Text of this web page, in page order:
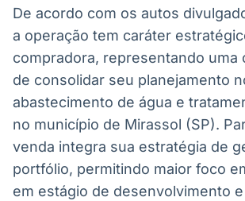
Plataforma
negociação de
ativos
Broadcast
Datafeed
APIs para
integração de
conteúdos e
dados
De acordo com os autos
a operação tem caráter
compradora, representando uma
de consolidar seu planejamento
abastecimento de água e
no município de Mirassol (SP).
venda integra sua estratégia de
portfólio, permitindo maior foco
em estágio de desenvolvimento